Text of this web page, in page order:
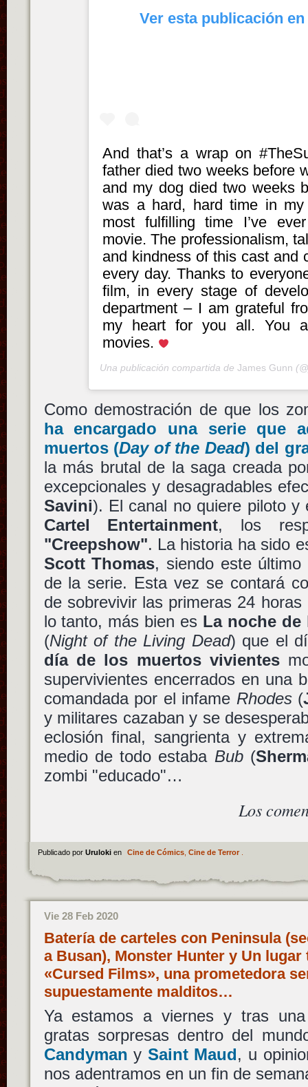
Ver esta publicación
And that’s a wrap on
father died two weeks before
and my dog died two weeks
was a hard, hard time in
most fulfilling time I’ve
movie. The professionalism,
and kindness of this cast and
every day. Thanks to
film, in every stage of
department – I am grateful
my heart for you all. You
movies.
Una publicación compartida deJames Gunn
Como demostración de que los
ha encargado una serie que
muertos(Day of the Dead) del
la más brutal de la saga creada
excepcionales y desagradables
Savini). El canal no quiere piloto y
Cartel Entertainment, los
"Creepshow". La historia ha sido
Scott Thomas, siendo este último
de la serie. Esta vez se contará
de sobrevivir las primeras 24
lo tanto, más bien es La noche
(Night of the Living Dead) que el
día de los muertos vivientes
supervivientes encerrados en una
comandada por el infame Rhodes(
y militares cazaban y se
eclosión final, sangrienta y
medio de todo estaba Bub(
zombi "educado"…
Los
Publicado por Uruloki en Cine de Cómics, Cine de Terror.
Vie 28 Feb 2020
Batería de carteles con Peninsula
a Busan), Monster Hunter y Un
«Cursed Films», una prometedora
supuestamente malditos…
Ya estamos a viernes y tras
gratas sorpresas dentro del
Candyman y Saint Maud, u
nos adentramos en un fin de